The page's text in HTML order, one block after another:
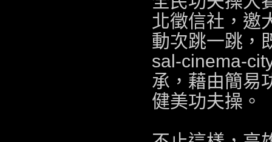
北徵信社 ，邀
動次跳一跳，
sal-cinema-
承，藉由簡易
健美功夫操。